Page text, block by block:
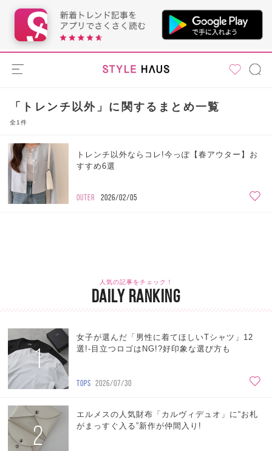
「トレンチ以外」に関するまとめ一覧
全1件
トレンチ以外ならコレ!今っぽ【春アウター】お
すすめ6選
OUTER 2026/02/05
人気の記事をチェック！
DAILY RANKING
1
女子が選んだ「男性に着てほしいTシャツ」12
選!-目立つロゴはNG!?好印象な選び方も
TOPS 2026/07/30
2
エルメスの人気財布「カルヴィデュオ」に“お札
がまっすぐ入る”新作が仲間入り!